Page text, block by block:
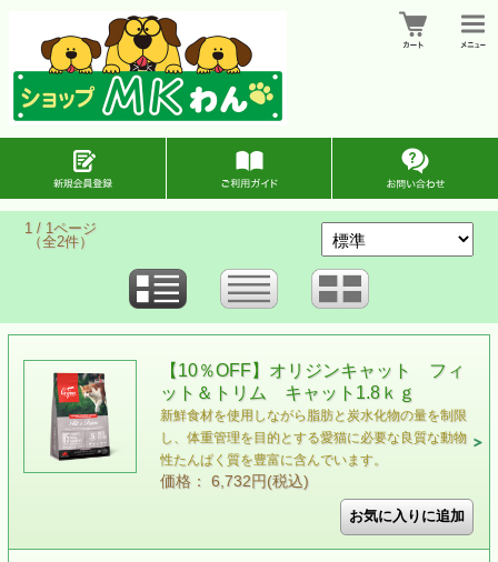
1 / 1ページ
（全2件）
【10％OFF】オリジンキャット フィ
ット＆トリム キャット1.8ｋｇ
新鮮食材を使用しながら脂肪と炭水化物の量を制限
し、体重管理を目的とする愛猫に必要な良質な動物
性たんぱく質を豊富に含んでいます。
価格： 6,732円(税込)